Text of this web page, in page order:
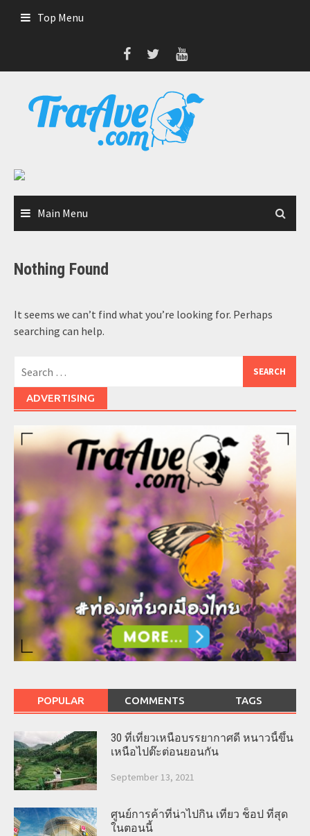
Top Menu
Main Menu
Nothing Found
It seems we can’t find what you’re looking for. Perhaps
searching can help.
ADVERTISING
POPULAR COMMENTS TAGS
30 ที่เที่ยวเหนือบรรยากาศดี หนาวนี้ขึ้น
เหนือไปต๊ะต่อนยอนกัน
September 13, 2021
ศูนย์การค้าที่น่าไปกิน เที่ยว ช็อป ที่สุด
ในตอนนี้